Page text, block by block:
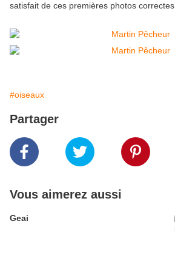
satisfait de ces premières photos correctes.
#oiseaux
Partager
Vous aimerez aussi
Geai